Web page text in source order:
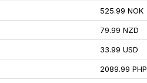
525.99 NOK
79.99 NZD
33.99 USD
2089.99 PHP